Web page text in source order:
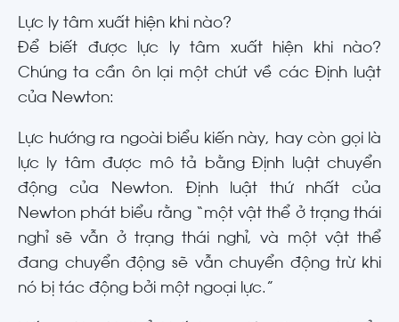
Lực ly tâm xuất hiện khi nào?
Để biết được lực ly tâm xuất hiện khi nào?
Chúng ta cần ôn lại một chút về các Định luật
của Newton:
Lực hướng ra ngoài biểu kiến ​​này, hay còn gọi là
lực ly tâm được mô tả bằng Định luật chuyển
động của Newton. Định luật thứ nhất của
Newton phát biểu rằng “một vật thể ở trạng thái
nghỉ sẽ vẫn ở trạng thái nghỉ, và một vật thể
đang chuyển động sẽ vẫn chuyển động trừ khi
nó bị tác động bởi một ngoại lực.”